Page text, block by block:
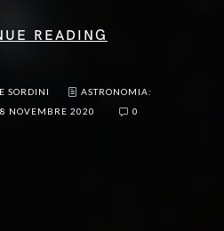
READING
SORDINI
ASTRONOMIA:
NOVEMBRE 2020 0